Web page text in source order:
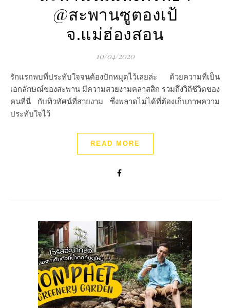
@สะพานซูตองเป้
จ.แม่ฮ่องสอน
10/04/2020
รักแรกพบที่ประทับใจจนต้องปักหมุดไว้เลยล่ะ ด้วยความที่เป็น
เอกลักษณ์ของสะพาน มีความสวยงามคลาสสิก รวมถึงวิถีชีวิตของ
คนที่นี่ กับทิวทัศน์ที่สวยงาม ซึ่งพลาดไม่ได้ที่ต้องเก็บภาพความ
ประทับใจไว้
READ MORE